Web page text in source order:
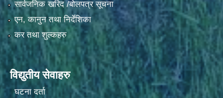
सार्वजनिक खरिद /बोलपत्र सूचना
एन, कानुन तथा निर्देशिका
कर तथा शुल्कहरु
विद्युतीय सेवाहरु
घटना दर्ता